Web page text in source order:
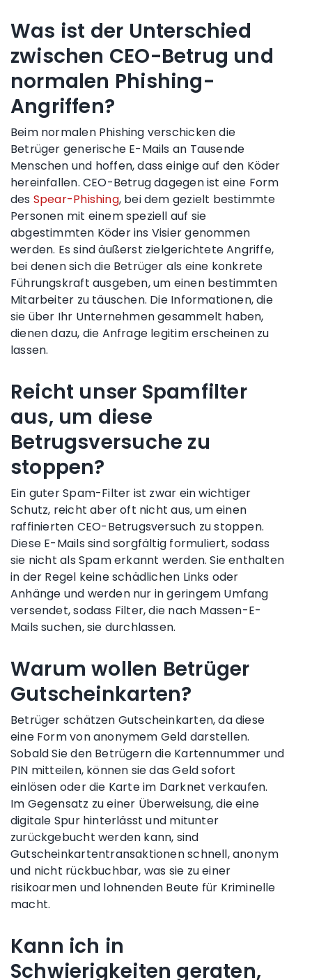
Was ist der Unterschied
zwischen CEO-Betrug und
normalen Phishing-
Angriffen?
Beim normalen Phishing verschicken die
Betrüger generische E-Mails an Tausende
Menschen und hoffen, dass einige auf den Köder
hereinfallen. CEO-Betrug dagegen ist eine Form
des Spear-Phishing, bei dem gezielt bestimmte
Personen mit einem speziell auf sie
abgestimmten Köder ins Visier genommen
werden. Es sind äußerst zielgerichtete Angriffe,
bei denen sich die Betrüger als eine konkrete
Führungskraft ausgeben, um einen bestimmten
Mitarbeiter zu täuschen. Die Informationen, die
sie über Ihr Unternehmen gesammelt haben,
dienen dazu, die Anfrage legitim erscheinen zu
lassen.
Reicht unser Spamfilter
aus, um diese
Betrugsversuche zu
stoppen?
Ein guter Spam-Filter ist zwar ein wichtiger
Schutz, reicht aber oft nicht aus, um einen
raffinierten CEO-Betrugsversuch zu stoppen.
Diese E-Mails sind sorgfältig formuliert, sodass
sie nicht als Spam erkannt werden. Sie enthalten
in der Regel keine schädlichen Links oder
Anhänge und werden nur in geringem Umfang
versendet, sodass Filter, die nach Massen-E-
Mails suchen, sie durchlassen.
Warum wollen Betrüger
Gutscheinkarten?
Betrüger schätzen Gutscheinkarten, da diese
eine Form von anonymem Geld darstellen.
Sobald Sie den Betrügern die Kartennummer und
PIN mitteilen, können sie das Geld sofort
einlösen oder die Karte im Darknet verkaufen.
Im Gegensatz zu einer Überweisung, die eine
digitale Spur hinterlässt und mitunter
zurückgebucht werden kann, sind
Gutscheinkartentransaktionen schnell, anonym
und nicht rückbuchbar, was sie zu einer
risikoarmen und lohnenden Beute für Kriminelle
macht.
Kann ich in
Schwierigkeiten geraten,